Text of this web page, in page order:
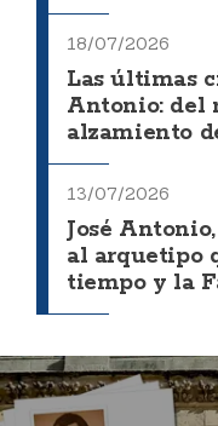
18/07/2026
Las últimas
Antonio: del
alzamiento
13/07/2026
José
al arquetipo
tiempo y la